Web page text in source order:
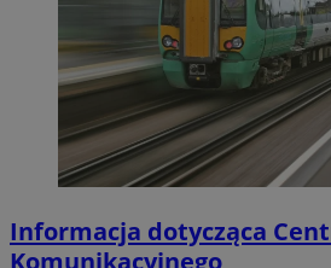
Informacja dotycząca
Komunikacyjnego